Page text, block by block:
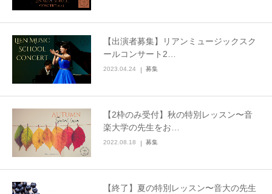
【出演者募集】リアンミュージックスク
ールコンサート2…
2023.04.24 募集
【2枠のみ受付】秋の特別レッスン〜音
楽大学の先生をお…
2022.08.18 募集
【終了】夏の特別レッスン〜音大の先生